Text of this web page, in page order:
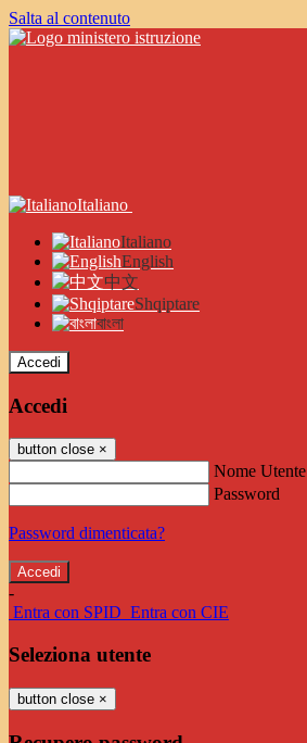
Salta al contenuto
Italiano
Italiano
English
中文
Shqiptare
বাংলা
Accedi
Accedi
button close ×
Nome Utente
Password
Password dimenticata?
-
Entra con SPID Entra con CIE
Seleziona utente
button close ×